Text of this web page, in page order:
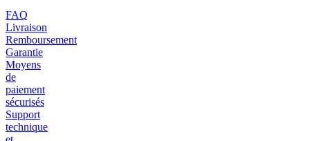
FAQ
Livraison
Remboursement
Garantie
Moyens
de
paiement
sécurisés
Support
technique